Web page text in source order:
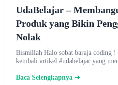
UdaBelajar –
Produk yang Bikin
Nolak
Bismillah Halo sobat baraja coding
kembali artikel #udabelajar yang
Baca Selengkapnya ➔